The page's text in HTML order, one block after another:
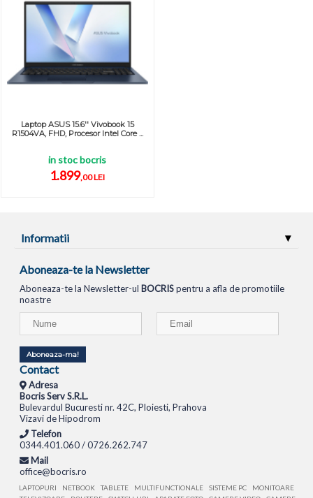
Laptop ASUS 15.6'' Vivobook 15
R1504VA, FHD, Procesor Intel Core ...
in stoc bocris
1.899,00 LEI
Informatii
Aboneaza-te la Newsletter
Aboneaza-te la Newsletter-ul BOCRISpentru a afla de promotiile
noastre
Aboneaza-ma!
Contact
Adresa
Bocris Serv S.R.L.
Bulevardul Bucuresti nr. 42C, Ploiesti, Prahova
Vizavi de Hipodrom
Telefon
0344.401.060 / 0726.262.747
Mail
office@bocris.ro
LAPTOPURI NETBOOK TABLETE MULTIFUNCTIONALE SISTEME PC
MONITOARE